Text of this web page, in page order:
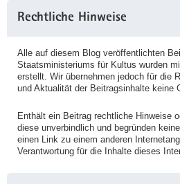
Rechtliche Hinweise
Alle auf diesem Blog veröffentlichten
Staatsministeriums für Kultus wurden
erstellt. Wir übernehmen jedoch für die
und Aktualität der Beitragsinhalte keine
Enthält ein Beitrag rechtliche Hinweise
diese unverbindlich und begründen
einen Link zu einem anderen
Verantwortung für die Inhalte dieses